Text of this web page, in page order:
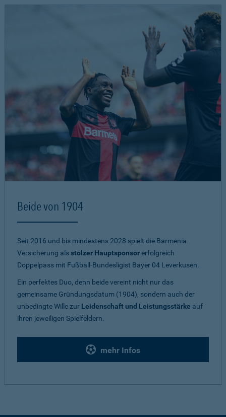
Beide von 1904
Seit 2016 und bis mindestens 2028 spielt die Barmenia
Versicherung alsstolzer Hauptsponsorerfolgreich
Doppelpass mit Fußball-Bundesligist Bayer 04 Leverkusen.
Ein perfektes Duo, denn beide vereint nicht nur das
gemeinsame Gründungsdatum (1904), sondern auch der
unbedingte Wille zur Leidenschaft und Leistungsstärke auf
ihren jeweiligen Spielfeldern.
mehr Infos